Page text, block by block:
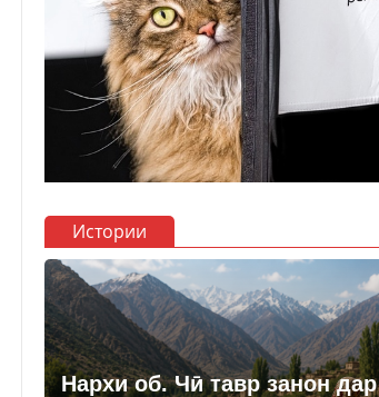
Истории
Нархи об. Чӣ тавр занон дар